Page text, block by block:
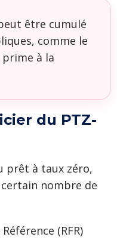
être cumulé
comme le
à la
du PTZ-
prêt à taux zéro,
nombre de
(RFR)